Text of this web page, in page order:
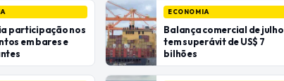
participação nos
em bares e
ECONOMIA
Balança comercial de julho
tem superávit de US$ 7
bilhões